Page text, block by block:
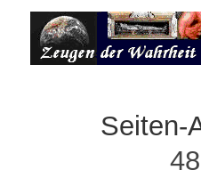
Seiten-